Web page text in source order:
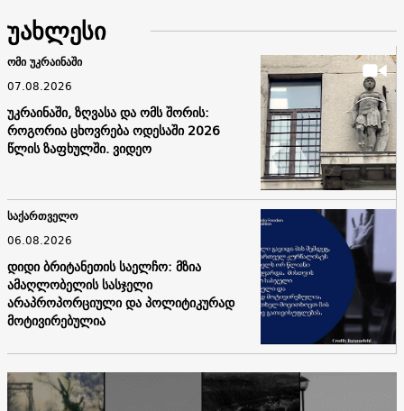
უახლესი
ომი უკრაინაში
07.08.2026
უკრაინაში, ზღვასა და ომს შორის:
როგორია ცხოვრება ოდესაში 2026
წლის ზაფხულში. ვიდეო
საქართველო
06.08.2026
დიდი ბრიტანეთის საელჩო: მზია
ამაღლობელის სასჯელი
არაპროპორციული და პოლიტიკურად
მოტივირებულია